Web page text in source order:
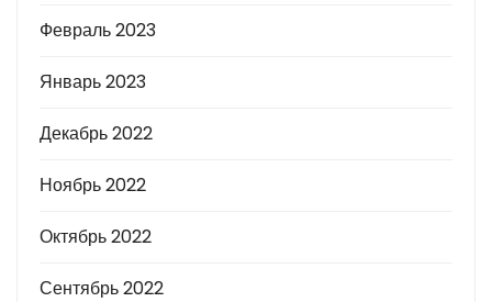
Февраль 2023
Январь 2023
Декабрь 2022
Ноябрь 2022
Октябрь 2022
Сентябрь 2022